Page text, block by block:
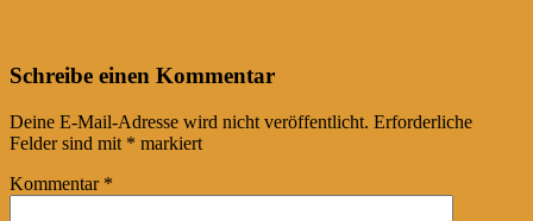
Post
navigation
←
Schreibe einen Kommentar
Deine E-Mail-Adresse wird nicht veröffentlicht. Erforderliche
Felder sind mit * markiert
Kommentar *